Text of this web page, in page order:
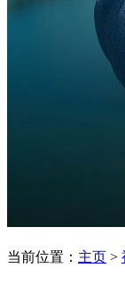
当前位置： 主页 >